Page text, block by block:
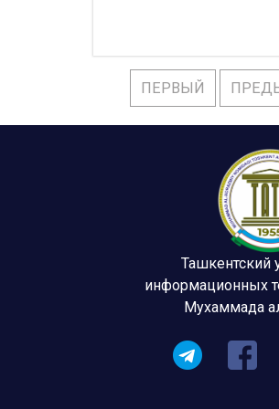
ПЕРВЫЙ
Ташкентский
информационных
Мухаммада